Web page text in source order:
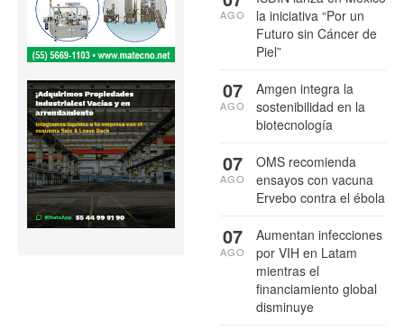
la iniciativa “Por un
Futuro sin Cáncer de
Piel”
AGO
Amgen integra la
sostenibilidad en la
biotecnología
07
AGO
OMS recomienda
ensayos con vacuna
Ervebo contra el ébola
07
AGO
Aumentan infecciones
por VIH en Latam
mientras el
financiamiento global
disminuye
07
AGO